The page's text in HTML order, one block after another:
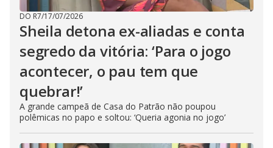
DO R7/17/07/2026
Sheila detona ex-aliadas e conta
segredo da vitória: ‘Para o jogo
acontecer, o pau tem que
quebrar!’
A grande campeã de Casa do Patrão não poupou
polêmicas no papo e soltou: ‘Queria agonia no jogo’